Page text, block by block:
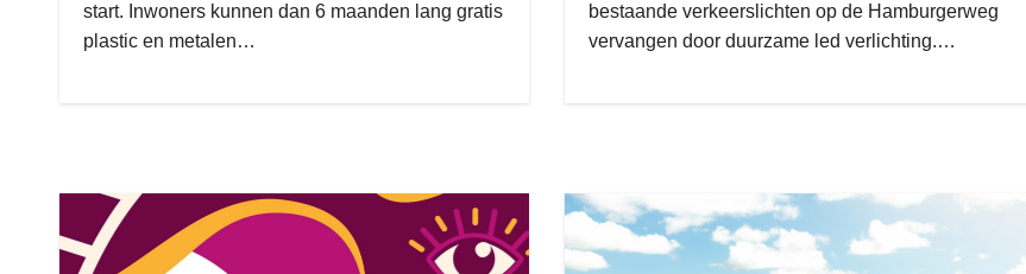
start. Inwoners kunnen dan 6 maanden lang gratis
plastic en metalen…
bestaande verkeerslichten op de Hamburgerweg
vervangen door duurzame led verlichting.…